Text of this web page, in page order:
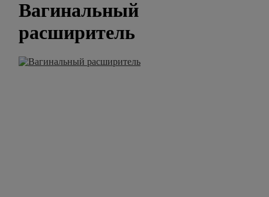
Вагинальный
расширитель